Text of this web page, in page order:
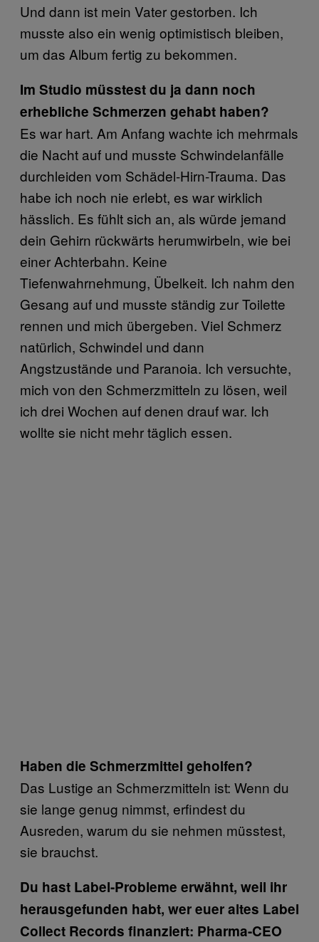
Und dann ist mein Vater gestorben. Ich
musste also ein wenig optimistisch bleiben,
um das Album fertig zu bekommen.
Im Studio müsstest du ja dann noch
erhebliche Schmerzen gehabt haben?
Es war hart. Am Anfang wachte ich mehrmals
die Nacht auf und musste Schwindelanfälle
durchleiden vom Schädel-Hirn-Trauma. Das
habe ich noch nie erlebt, es war wirklich
hässlich. Es fühlt sich an, als würde jemand
dein Gehirn rückwärts herumwirbeln, wie bei
einer Achterbahn. Keine
Tiefenwahrnehmung, Übelkeit. Ich nahm den
Gesang auf und musste ständig zur Toilette
rennen und mich übergeben. Viel Schmerz
natürlich, Schwindel und dann
Angstzustände und Paranoia. Ich versuchte,
mich von den Schmerzmitteln zu lösen, weil
ich drei Wochen auf denen drauf war. Ich
wollte sie nicht mehr täglich essen.
Haben die Schmerzmittel geholfen?
Das Lustige an Schmerzmitteln ist: Wenn du
sie lange genug nimmst, erfindest du
Ausreden, warum du sie nehmen müsstest,
sie brauchst.
Du hast Label-Probleme erwähnt, weil ihr
herausgefunden habt, wer euer altes Label
Collect Records finanziert: Pharma-CEO